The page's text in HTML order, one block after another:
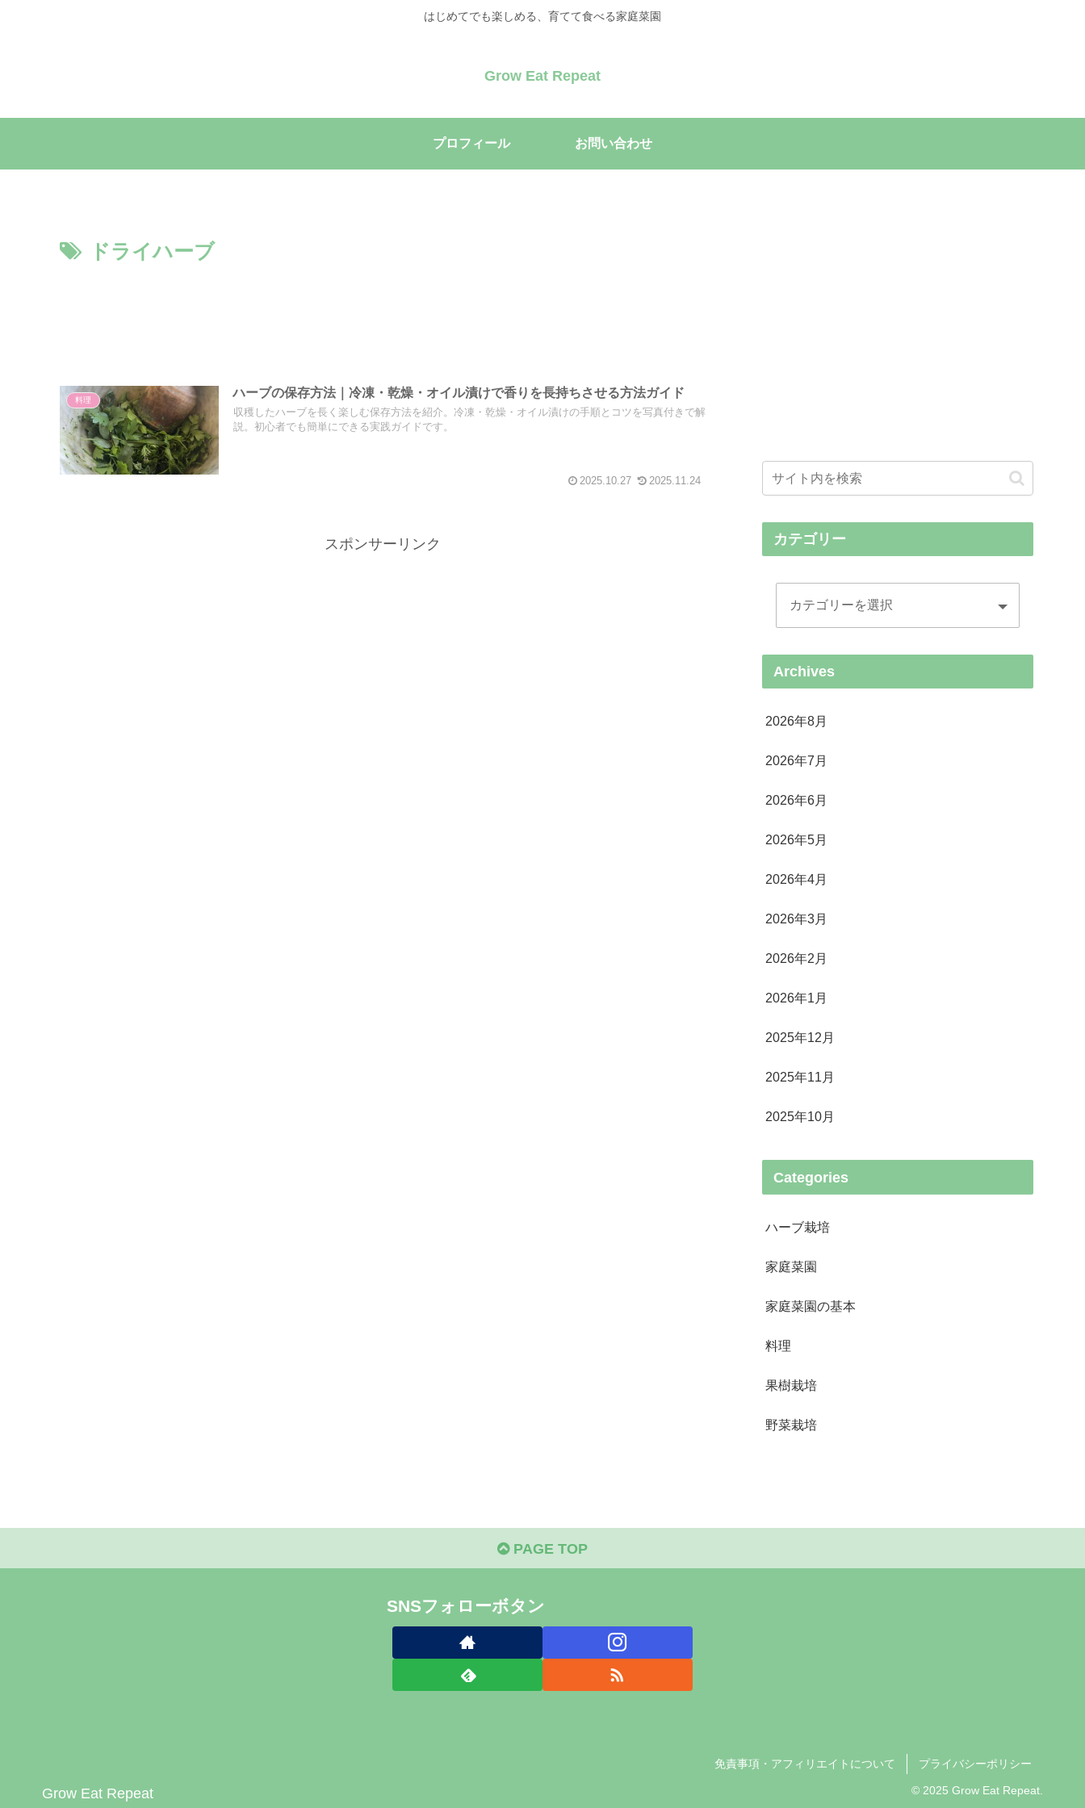
はじめてでも楽しめる、育てて食べる家庭菜園
Grow Eat Repeat
プロフィール お問い合わせ
ドライハーブ
料理
ハーブの保存方法｜冷凍・乾燥・オイル漬けで香りを長持ちさせる方法ガイド
収穫したハーブを長く楽しむ保存方法を紹介。冷凍・乾燥・オイル漬けの手順とコツを写真付きで解
説。初心者でも簡単にできる実践ガイドです。
2025.10.27 2025.11.24
スポンサーリンク カテゴリー
Archives
2026年8月
2026年7月
2026年6月
2026年5月
2026年4月
2026年3月
2026年2月
2026年1月
2025年12月
2025年11月
2025年10月
Categories
ハーブ栽培
家庭菜園
家庭菜園の基本
料理
果樹栽培
野菜栽培
PAGE TOP
SNSフォローボタン
Grow Eat Repeat
免責事項・アフィリエイトについて プライバシーポリシー
© 2025 Grow Eat Repeat.